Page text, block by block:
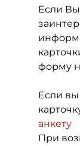
Если
форму
Если вы
анкету
При